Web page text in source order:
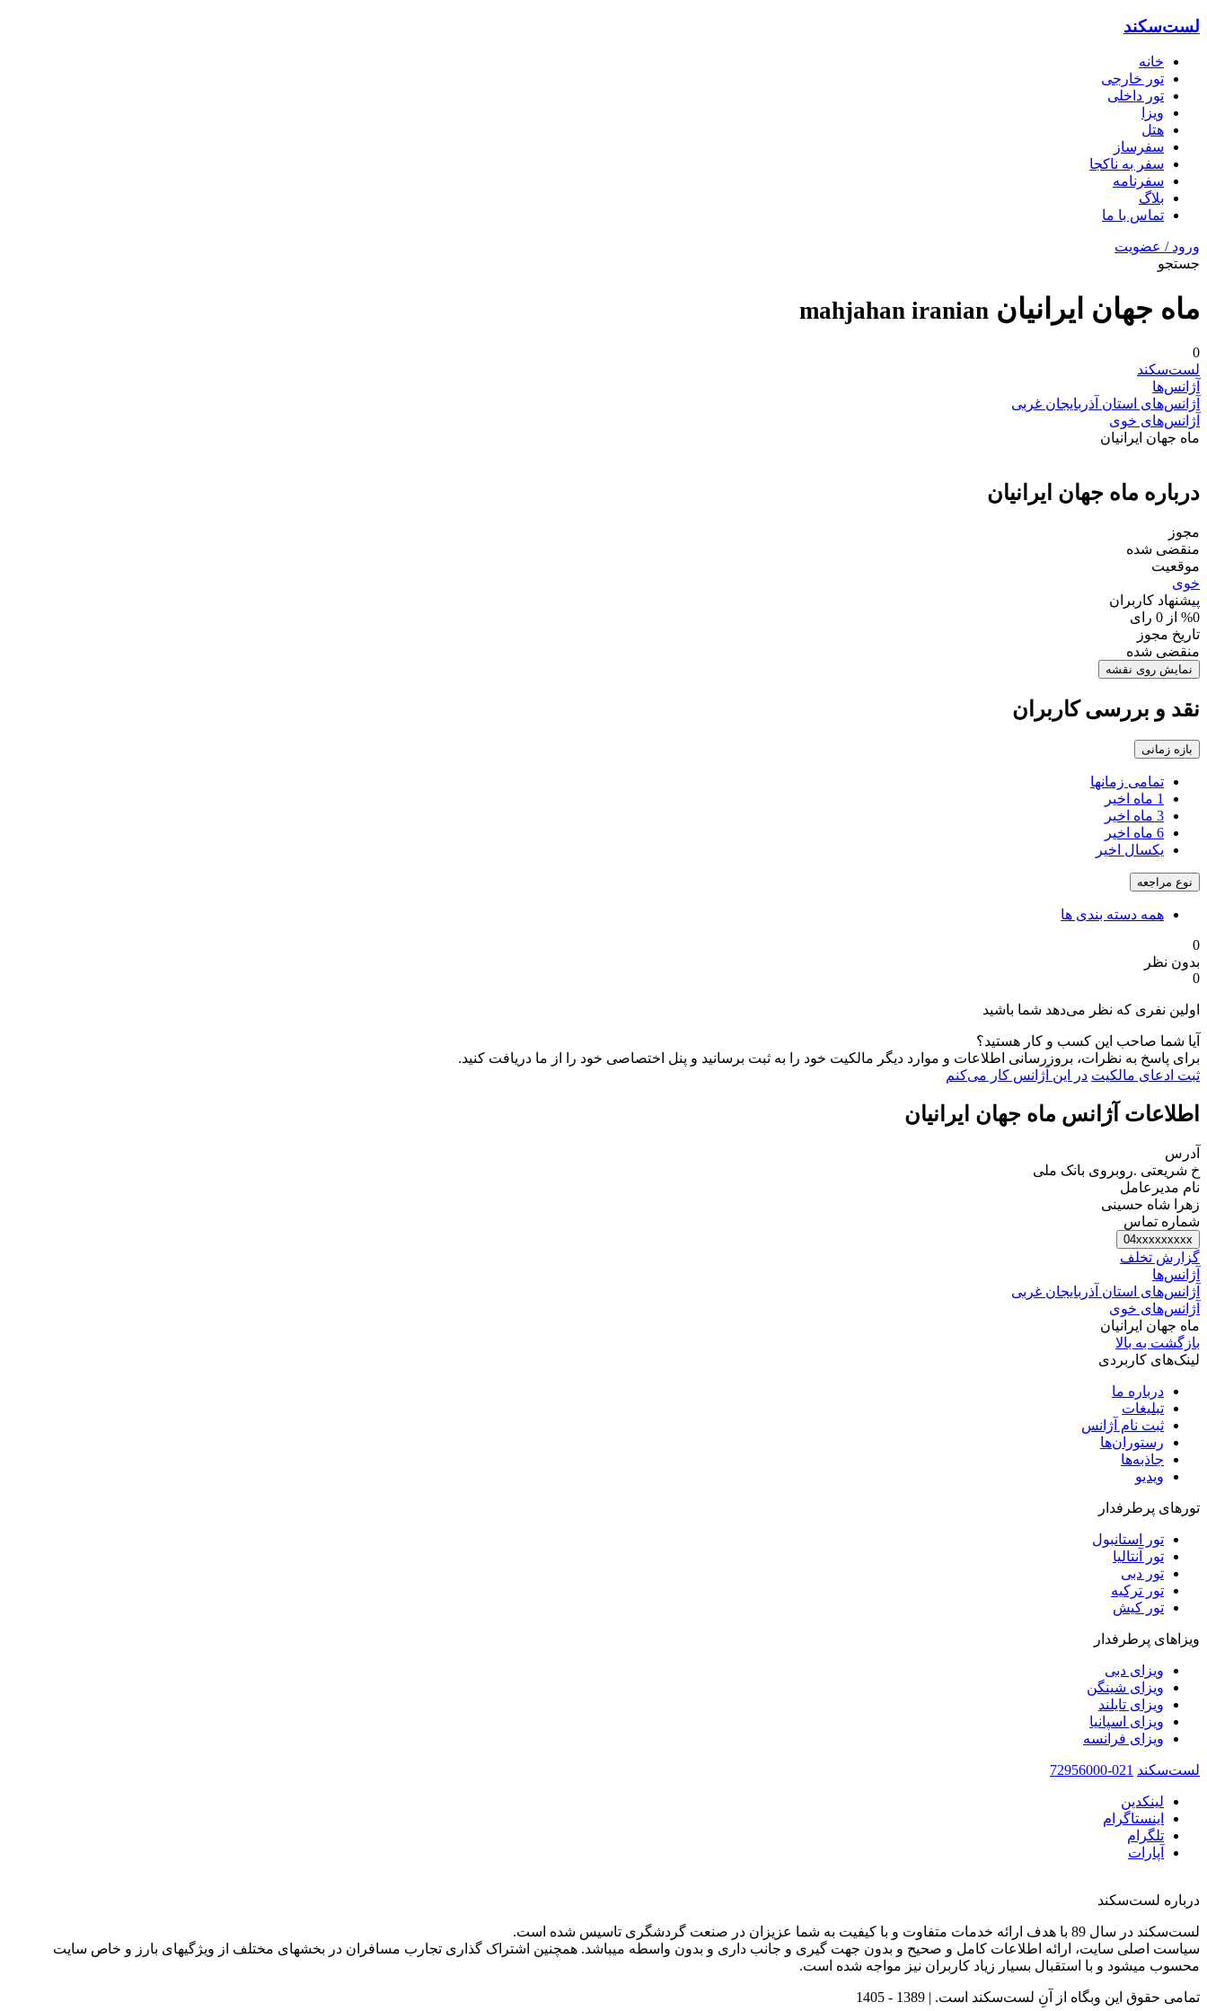
لست‌سکند
خانه
تور خارجی
تور داخلی
ویزا
هتل‌
سفرساز
سفر به ناکجا
سفرنامه
بلاگ
تماس با ما
ورود / عضویت
جستجو
ماه جهان ایرانیان mahjahan iranian
0
لست‌سکند
آژانس‌ها
آژانس‌های استان آذربایجان غربی
آژانس‌های خوی
ماه جهان ایرانیان
درباره ماه جهان ایرانیان
مجوز
منقضی شده
موقعیت
خوی
پیشنهاد کاربران
%0 از 0 رای
تاریخ مجوز
منقضی شده
نمایش روی نقشه
نقد و بررسی کاربران
بازه زمانی
تمامی زمانها
1 ماه اخیر
3 ماه اخیر
6 ماه اخیر
یکسال اخیر
نوع مراجعه
همه دسته بندی ها
0
بدون نظر
0
اولین نفری که نظر می‌دهد شما باشید
آیا شما صاحب این کسب و کار هستید؟
برای پاسخ به نظرات، بروزرسانی اطلاعات و موارد دیگر مالکیت خود را به ثبت برسانید و پنل اختصاصی خود را از ما دریافت کنید.
ثبت ادعای مالکیت در این آژانس کار می‌کنم
اطلاعات آژانس ماه جهان ایرانیان
آدرس
خ شریعتی .روبروی بانک ملی
نام مدیرعامل
زهرا شاه حسینی
شماره تماس
04xxxxxxxxx
گزارش تخلف
آژانس‌ها
آژانس‌های استان آذربایجان غربی
آژانس‌های خوی
ماه جهان ایرانیان
بازگشت به بالا
لینک‌های کاربردی
درباره ما
تبلیغات
ثبت نام آژانس
رستوران‌ها
جاذبه‌ها
ویدیو‌
تورهای پرطرفدار
تور استانبول
تور آنتالیا
تور دبی
تور ترکیه
تور کیش
ویزاهای پرطرفدار
ویزای دبی
ویزای شینگن
ویزای تایلند
ویزای اسپانیا
ویزای فرانسه
لست‌سکند 021-72956000
لینکدین
اینستاگرام
تلگرام
آپارات
درباره لست‌سکند
لست‌سکند در سال 89 با هدف ارائه خدمات متفاوت و با کیفیت به شما عزیزان در صنعت گردشگری تاسیس شده است.
سیاست اصلی سایت، ارائه اطلاعات کامل و صحیح و بدون جهت گیری و جانب داری و بدون واسطه میباشد. همچنین اشتراک گذاری تجارب مسافران در بخشهای مختلف از ویژگیهای بارز و خاص سایت
محسوب میشود و با استقبال بسیار زیاد کاربران نیز مواجه شده است.
تمامی حقوق این وبگاه از آنِ لست‌سکند است. | 1389 - 1405